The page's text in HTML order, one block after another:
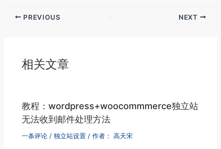
PREVIOUS NEXT
相关文章
教程：wordpress+woocommmerce独立站
无法收到邮件处理方法
一条评论 /独立站设置 / 作者： 高天宋